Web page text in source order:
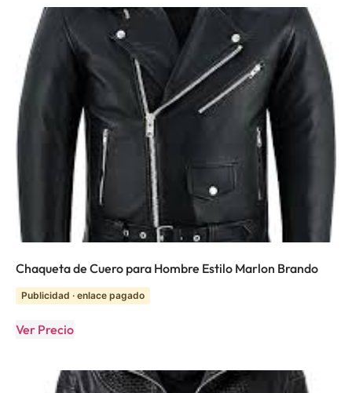
Chaqueta de Cuero para Hombre Estilo Marlon Brando
Publicidad · enlace pagado
Ver Precio